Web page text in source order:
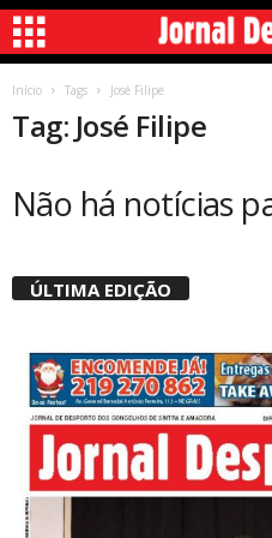
Início Tags José Filipe
Tag: José Filipe
Não há notícias
ÚLTIMA EDIÇÃO